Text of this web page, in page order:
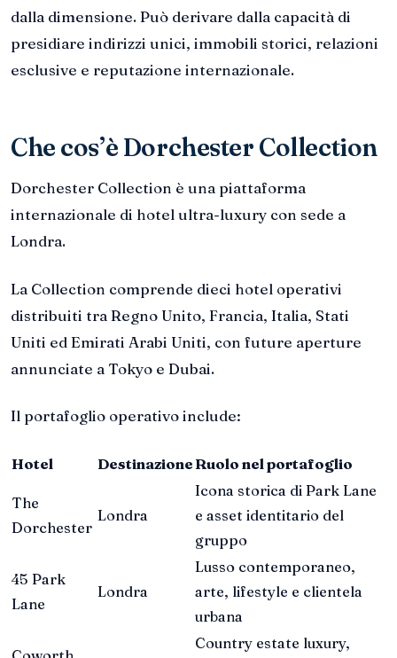
dalla dimensione. Può derivare dalla capacità di
presidiare indirizzi unici, immobili storici, relazioni
esclusive e reputazione internazionale.
Che cos’è Dorchester Collection
Dorchester Collection è una piattaforma
internazionale di hotel ultra-luxury con sede a
Londra.
La Collection comprende dieci hotel operativi
distribuiti tra Regno Unito, Francia, Italia, Stati
Uniti ed Emirati Arabi Uniti, con future aperture
annunciate a Tokyo e Dubai.
Il portafoglio operativo include:
Hotel Destinazione Ruolo nel portafoglio
The
Dorchester
Londra
Icona storica di Park Lane
e asset identitario del
gruppo
45 Park
Lane
Londra
Lusso contemporaneo,
arte, lifestyle e clientela
urbana
Country estate luxury,